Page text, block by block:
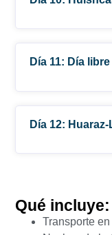
Día 11: Día
Día 12:
Qué incluye:
Transporte